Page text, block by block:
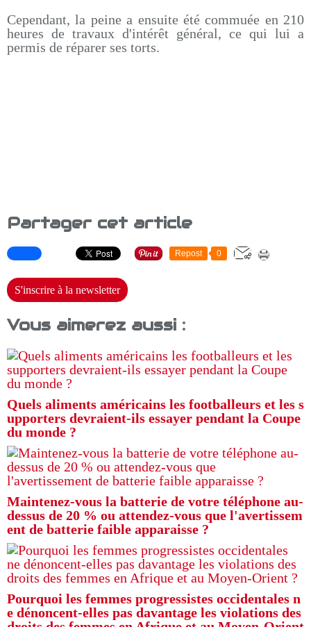
Cependant, la peine a ensuite été commuée en 210
heures de travaux d'intérêt général, ce qui lui a
permis de réparer ses torts.
Partager cet article
Repost 0
S'inscrire à la newsletter
Vous aimerez aussi :
Quels aliments américains les footballeurs et les s
upporters devraient-ils essayer pendant la Coupe
du monde ?
Maintenez-vous la batterie de votre téléphone au-
dessus de 20 % ou attendez-vous que l'avertissem
ent de batterie faible apparaisse ?
Pourquoi les femmes progressistes occidentales n
e dénoncent-elles pas davantage les violations des